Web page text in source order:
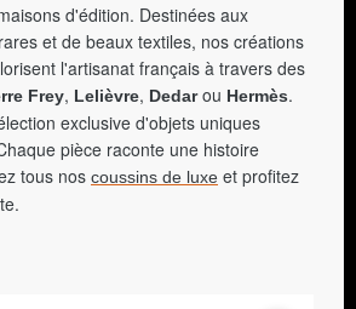
d'édition. Destinées aux
et de beaux textiles, nos créations
l'artisanat français à travers des
Frey, Lelièvre, Dedarou Hermès.
exclusive d'objets uniques
pièce raconte une histoire
tous nos coussins de luxe et profitez